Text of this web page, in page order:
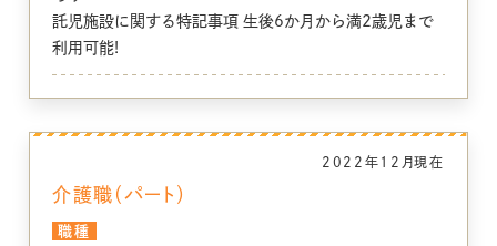
託児施設に関する特記事項 生後6か月から満2歳児まで
利用可能!
介護職（パート）
2022年12月現在
職種